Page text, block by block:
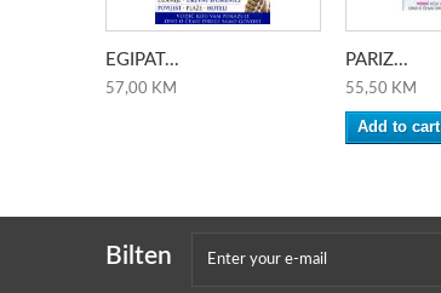
EGIPAT...
57,00 KM
PARIZ...
55,50 KM
Add to cart
Bilten